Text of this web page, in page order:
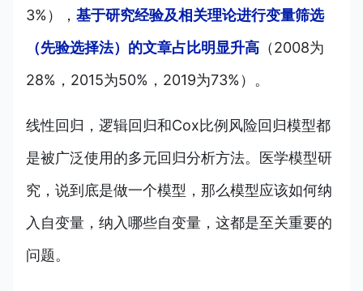
3%）， 基于研究经验及相关理论进行变量筛选
（先验选择法）的文章占比明显升高 （2008为
28%，2015为50%，2019为73%）。
线性回归，逻辑回归和Cox比例风险回归模型都
是被广泛使用的多元回归分析方法。医学模型研
究，说到底是做一个模型，那么模型应该如何纳
入自变量，纳入哪些自变量，这都是至关重要的
问题。